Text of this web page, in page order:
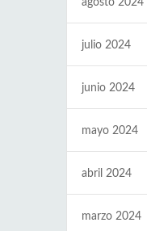
agosto 2024
julio 2024
junio 2024
mayo 2024
abril 2024
marzo 2024